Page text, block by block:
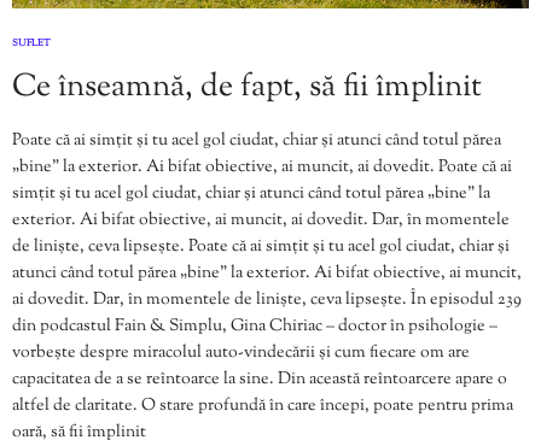
SUFLET
Ce înseamnă, de fapt, să fii împlinit
Poate că ai simțit și tu acel gol ciudat, chiar și atunci când totul părea
„bine” la exterior. Ai bifat obiective, ai muncit, ai dovedit. Poate că ai
simțit și tu acel gol ciudat, chiar și atunci când totul părea „bine” la
exterior. Ai bifat obiective, ai muncit, ai dovedit. Dar, în momentele
de liniște, ceva lipsește. Poate că ai simțit și tu acel gol ciudat, chiar și
atunci când totul părea „bine” la exterior. Ai bifat obiective, ai muncit,
ai dovedit. Dar, în momentele de liniște, ceva lipsește. În episodul 239
din podcastul Fain & Simplu, Gina Chiriac – doctor în psihologie –
vorbește despre miracolul auto-vindecării și cum fiecare om are
capacitatea de a se reîntoarce la sine. Din această reîntoarcere apare o
altfel de claritate. O stare profundă în care începi, poate pentru prima
oară, să fii împlinit